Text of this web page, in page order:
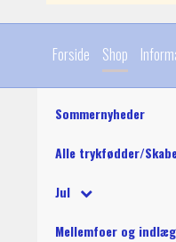
Forside Shop
Sommernyheder
Alle trykfødder/
Jul
Julebøger og
Mellemfoer og